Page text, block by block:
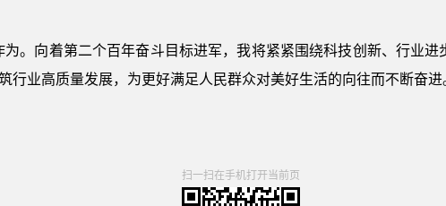
为。向着第二个百年奋斗目标进军，我将紧紧围绕科技创新、行业
行业高质量发展，为更好满足人民群众对美好生活的向往而不断奋进
扫一扫在手机打开当前页